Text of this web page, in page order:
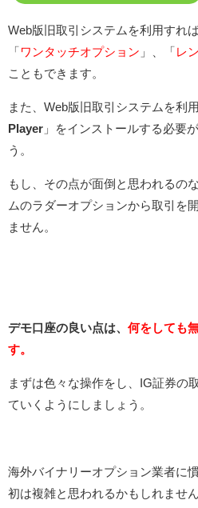
Web版旧取引システムを利用すれ
「 ワンタッチオプション 」、「 レ
こともできます。
また、Web版旧取引システムを利
Player 」をインストールする必要
う。
もし、その点が面倒と思われるの
ムのラダーオプションから取引を
ません。
デモ口座の良い点は、 何をしても
す。
まずは色々な操作をし、IG証券の
ていくようにしましょう。
海外バイナリーオプション業者に
初は複雑と思われるかもしれませ